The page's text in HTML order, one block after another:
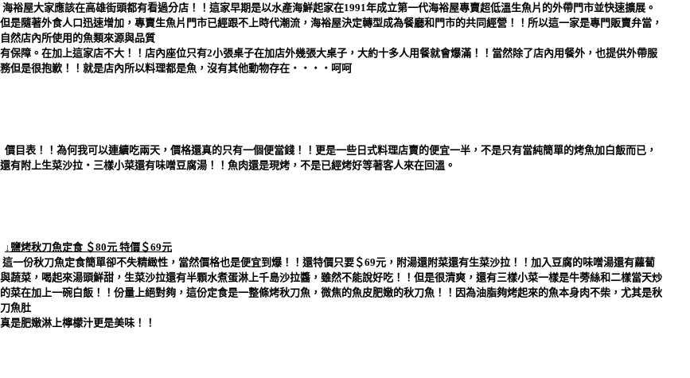
海裕屋大家應該在高雄街頭都有看過分店！！這家早期是以水產海鮮起家在1991年成立第一代海裕屋專賣超低溫生魚片的外帶門市並快速擴展。
但是隨著外食人口迅速增加，專賣生魚片門市已經跟不上時代潮流，海裕屋決定轉型成為餐廳和門市的共同經營！！所以這一家是專門販賣弁當，
自然店內所使用的魚類來源與品質
有保障。在加上這家店不大！！店內座位只有2小張桌子在加店外幾張大桌子，大約十多人用餐就會爆滿！！當然除了店內用餐外，也提供外帶服
務但是很抱歉！！就是店內所以料理都是魚，沒有其他動物存在‧‧‧‧呵呵
價目表！！為何我可以連續吃兩天，價格還真的只有一個便當錢！！更是一些日式料理店賣的便宜一半，不是只有當純簡單的烤魚加白飯而已，
還有附上生菜沙拉‧三樣小菜還有味噌豆腐湯！！魚肉還是現烤，不是已經烤好等著客人來在回溫。
↓鹽烤秋刀魚定食 ＄80元 特價＄69元
這一份秋刀魚定食簡單卻不失精緻性，當然價格也是便宜到爆！！還特價只要＄69元，附湯還附菜還有生菜沙拉！！加入豆腐的味噌湯還有蘿蔔
與蔬菜，喝起來湯頭鮮甜，生菜沙拉還有半顆水煮蛋淋上千島沙拉醬，雖然不能說好吃！！但是很清爽，還有三樣小菜一樣是牛蒡絲和二樣當天炒
的菜在加上一碗白飯！！份量上絕對夠，這份定食是一整條烤秋刀魚，微焦的魚皮肥嫩的秋刀魚！！因為油脂夠烤起來的魚本身肉不柴，尤其是秋
刀魚肚
真是肥嫩淋上檸檬汁更是美味！！